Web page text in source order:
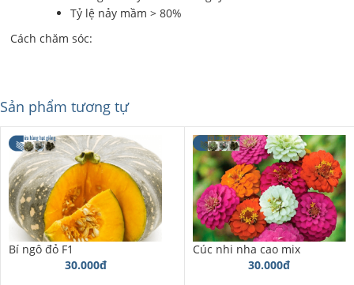
Tỷ lệ nảy mầm > 80%
Cách chăm sóc:
Sản phẩm tương tự
Bí ngô đỏ F1
30.000đ
Cúc nhi nha cao mix
30.000đ